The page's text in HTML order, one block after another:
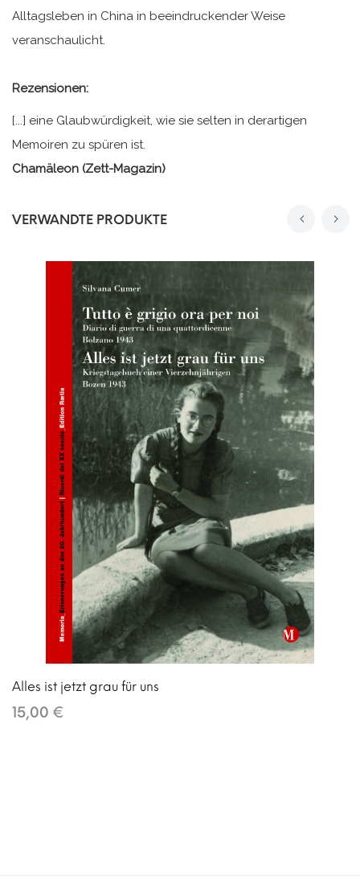
Alltagsleben in China in beeindruckender Weise
veranschaulicht.
Rezensionen:
[...] eine Glaubwürdigkeit, wie sie selten in derartigen
Memoiren zu spüren ist.
Chamäleon (Zett-Magazin)
VERWANDTE PRODUKTE
Alles ist jetzt grau für uns
15,00 €